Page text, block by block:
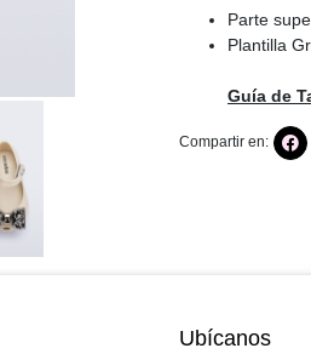
Parte
Plantilla
Guía de
Compartir en:
Ubícanos